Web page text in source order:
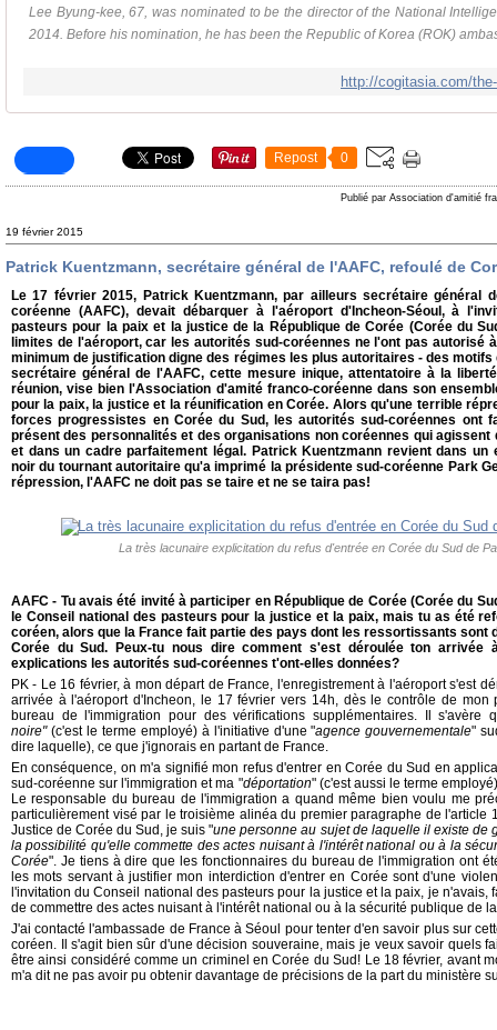
Lee Byung-kee, 67, was nominated to be the director of the National
2014. Before his nomination, he has been the Republic of Korea (ROK)
http://cogitasia.com/
Repost 0
Publié par Association d'amitié
19 février 2015
Patrick Kuentzmann, secrétaire général de l'AAFC, refoulé de
Le 17 février 2015, Patrick Kuentzmann, par ailleurs secrétaire général
coréenne (AAFC), devait débarquer à l'aéroport d'Incheon-Séoul, à
pasteurs pour la paix et la justice de la République de Corée (Corée du
limites de l'aéroport, car les autorités sud-coréennes ne l'ont pas autorisé
minimum de justification digne des régimes les plus autoritaires - des motifs
secrétaire général de l'AAFC, cette mesure inique, attentatoire à la
réunion, vise bien l'Association d'amité franco-coréenne dans son
pour la paix, la justice et la réunification en Corée. Alors qu'une terrible
forces progressistes en Corée du Sud, les autorités sud-coréennes ont
présent des personnalités et des organisations non coréennes qui agissent
et dans un cadre parfaitement légal. Patrick Kuentzmann revient dans un
noir du tournant autoritaire qu'a imprimé la présidente sud-coréenne Park
répression, l'AAFC ne doit pas se taire et ne se taira pas!
La très lacunaire explicitation du refus d'entrée en Corée du Sud de
AAFC - Tu avais été invité à participer en République de Corée (Corée du
le Conseil national des pasteurs pour la justice et la paix, mais tu as été
coréen, alors que la France fait partie des pays dont les ressortissants sont
Corée du Sud. Peux-tu nous dire comment s'est déroulée ton arrivée
explications les autorités sud-coréennes t'ont-elles données?
PK - Le 16 février, à mon départ de France, l'enregistrement à l'aéroport s'est
arrivée à l'aéroport d'Incheon, le 17 février vers 14h, dès le contrôle de mon
bureau de l'immigration pour des vérifications supplémentaires. Il
noire"(c'est le terme employé) à l'initiative d'une "agence gouvernementale"
dire laquelle), ce que j'ignorais en partant de France.
En conséquence, on m'a signifié mon refus d'entrer en Corée du Sud en
sud-coréenne sur l'immigration et ma "déportation" (c'est aussi le terme
Le responsable du bureau de l'immigration a quand même bien voulu me
particulièrement visé par le troisième alinéa du premier paragraphe de l'article
Justice de Corée du Sud, je suis "une personne au sujet de laquelle il existe de
la possibilité qu'elle commette des actes nuisant à l'intérêt national ou à la
Corée". Je tiens à dire que les fonctionnaires du bureau de l'immigration ont
les mots servant à justifier mon interdiction d'entrer en Corée sont d'une
l'invitation du Conseil national des pasteurs pour la justice et la paix, je n'avais,
de commettre des actes nuisant à l'intérêt national ou à la sécurité publique de
J'ai contacté l'ambassade de France à Séoul pour tenter d'en savoir plus sur
coréen. Il s'agit bien sûr d'une décision souveraine, mais je veux savoir quels
être ainsi considéré comme un criminel en Corée du Sud! Le 18 février, avant
m'a dit ne pas avoir pu obtenir davantage de précisions de la part du ministère